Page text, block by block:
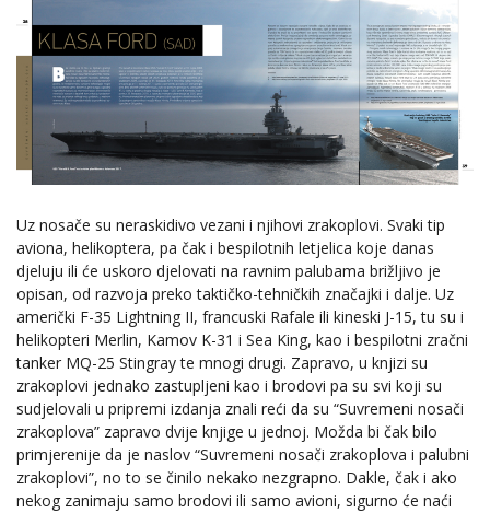
Uz nosače su neraskidivo vezani i njihovi zrakoplovi. Svaki tip
aviona, helikoptera, pa čak i bespilotnih letjelica koje danas
djeluju ili će uskoro djelovati na ravnim palubama brižljivo je
opisan, od razvoja preko taktičko-tehničkih značajki i dalje. Uz
američki F-35 Lightning II, francuski Rafale ili kineski J-15, tu su i
helikopteri Merlin, Kamov K-31 i Sea King, kao i bespilotni zračni
tanker MQ-25 Stingray te mnogi drugi. Zapravo, u knjizi su
zrakoplovi jednako zastupljeni kao i brodovi pa su svi koji su
sudjelovali u pripremi izdanja znali reći da su “Suvremeni nosači
zrakoplova” zapravo dvije knjige u jednoj. Možda bi čak bilo
primjerenije da je naslov “Suvremeni nosači zrakoplova i palubni
zrakoplovi”, no to se činilo nekako nezgrapno. Dakle, čak i ako
nekog zanimaju samo brodovi ili samo avioni, sigurno će naći